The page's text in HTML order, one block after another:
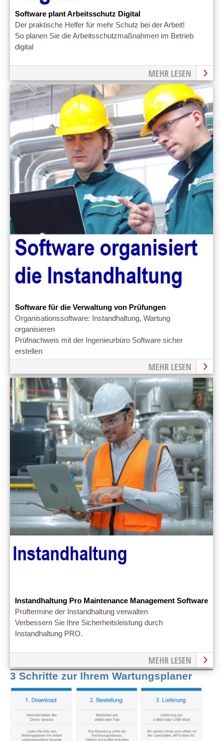
Software plant Arbeitsschutz Digital
Der praktische Helfer für mehr Schutz bei der Arbeit!
So planen Sie die Arbeitsschutzmaßnahmen im Betrieb
digital
MEHR LESEN
Software für die Verwaltung von Prüfungen
Organisationssoftware: Instandhaltung, Wartung
organisieren
Prüfnachweis mit der Ingenieurbüro Software sicher
erstellen
MEHR LESEN
Instandhaltung Pro Maintenance Management Software
Prüftermine der Instandhaltung verwalten
Verbessern Sie Ihre Sicherheitsleistung durch
Instandhaltung PRO.
MEHR LESEN
3 Schritte zur Ihrem Wartungsplaner